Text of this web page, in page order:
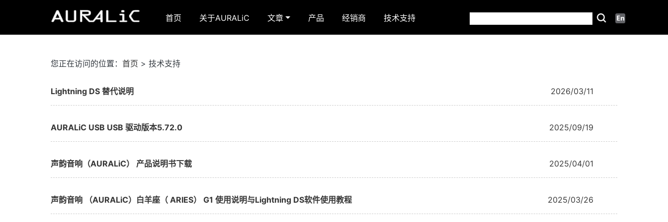
首页 关于AURALiC 文章 产品 经销商 技术支持
您正在访问的位置： 首页 > 技术支持
Lightning DS 替代说明 2026/03/11
AURALiC USB USB 驱动版本5.72.0 2025/09/19
声韵音响（AURALiC） 产品说明书下载 2025/04/01
声韵音响 （AURALiC）白羊座（ ARIES） G1 使用说明与Lightning DS软件使用教程 2025/03/26